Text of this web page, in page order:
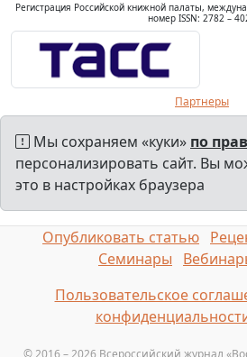
Регистрация Российской книжной палаты,
номер ISSN: 2782 –
Партнеры
Мы сохраняем «куки» по
персонализировать сайт. Вы
это в настройках браузера
Опубликовать статью
Семинары
Пользовательское
© 2016 – 2026 Всероссийский журнал